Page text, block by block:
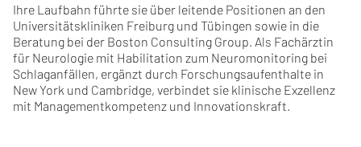
Ihre Laufbahn führte sie über leitende Positionen an den
Universitätskliniken Freiburg und Tübingen sowie in die
Beratung bei der Boston Consulting Group. Als Fachärztin
für Neurologie mit Habilitation zum Neuromonitoring bei
Schlaganfällen, ergänzt durch Forschungsaufenthalte in
New York und Cambridge, verbindet sie klinische Exzellenz
mit Managementkompetenz und Innovationskraft.